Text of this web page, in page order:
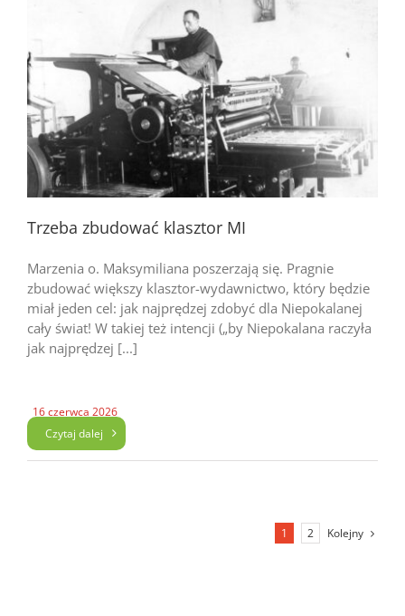
Trzeba zbudować klasztor MI
Marzenia o. Maksymiliana poszerzają się. Pragnie
zbudować większy klasztor-wydawnictwo, który będzie
miał jeden cel: jak najprędzej zdobyć dla Niepokalanej
cały świat! W takiej też intencji („by Niepokalana raczyła
jak najprędzej [...]
16 czerwca 2026
Czytaj dalej
1 2 Kolejny